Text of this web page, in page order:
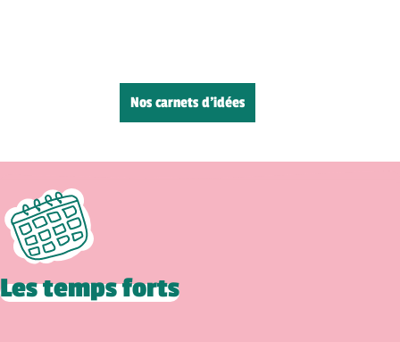
Nos carnets d’idées
Les temps forts